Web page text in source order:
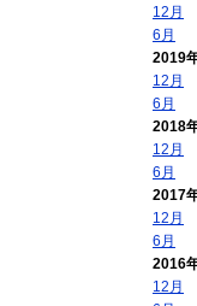
12月
6月
2019
12月
6月
2018
12月
6月
2017
12月
6月
2016
12月